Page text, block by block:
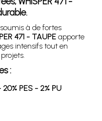
à de fortes
471 - TAUPE apporte
intensifs tout en
:
PES - 2% PU